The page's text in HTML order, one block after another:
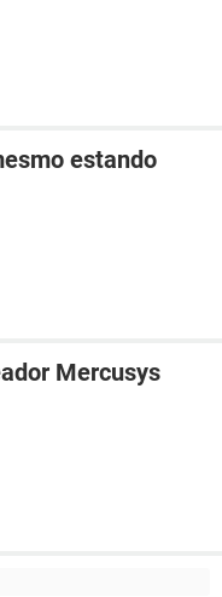
estando
Mercusys